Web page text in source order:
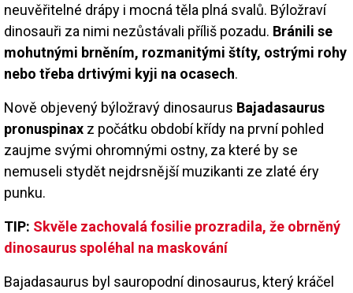
neuvěřitelné drápy i mocná těla plná svalů. Býložraví
dinosauři za nimi nezůstávali příliš pozadu. Bránili se
mohutnými brněním, rozmanitými štíty, ostrými rohy
nebo třeba drtivými kyji na ocasech.
Nově objevený býložravý dinosaurus Bajadasaurus
pronuspinax z počátku období křídy na první pohled
zaujme svými ohromnými ostny, za které by se
nemuseli stydět nejdrsnější muzikanti ze zlaté éry
punku.
TIP: Skvěle zachovalá fosilie prozradila, že obrněný
dinosaurus spoléhal na maskování
Bajadasaurus byl sauropodní dinosaurus, který kráčel